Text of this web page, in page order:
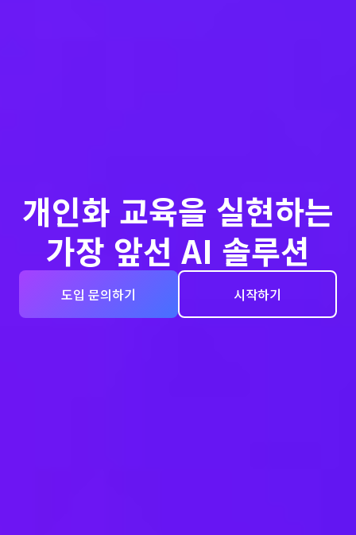
개인화 교육을 실현하는
가장 앞선 AI 솔루션
도입 문의하기 시작하기